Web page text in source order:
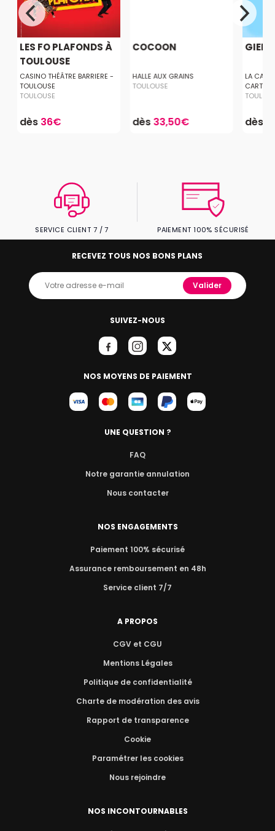
LES FO PLAFONDS À
TOULOUSE
CASINO THÉÂTRE BARRIERE -
TOULOUSE
TOULOUSE
dès 36€
COCOON
HALLE AUX GRAINS
TOULOUSE
dès33,50€
LA
dès
SERVICE CLIENT 7 / 7 PAIEMENT 100% SÉCURISÉ
SUIVEZ-NOUS
NOS MOYENS DE PAIEMENT
RECEVEZ TOUS NOS BONS PLANS
Valider
UNE QUESTION ?
FAQ
Notre garantie annulation
Nous contacter
NOS ENGAGEMENTS
Paiement 100% sécurisé
Assurance remboursement en 48h
Service client 7/7
A PROPOS
CGV et CGU
Mentions Légales
Politique de confidentialité
Charte de modération des avis
Rapport de transparence
Cookie
Paramétrer les cookies
Nous rejoindre
NOS INCONTOURNABLES